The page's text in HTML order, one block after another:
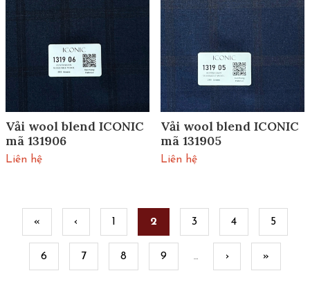
Vải wool blend ICONIC
mã 131906
Liên hệ
Vải wool blend ICONIC
mã 131905
Liên hệ
Pages
« ‹ 1 2 3 4 5
6 7 8 9 … › »